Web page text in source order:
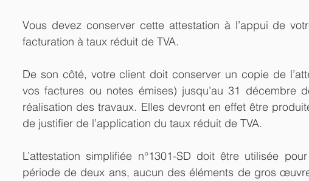
Vous devez conserver cette attestation à l’appui de
facturation à taux réduit de TVA.
De son côté, votre client doit conserver un copie de
vos factures ou notes émises) jusqu’au 31 décembre
réalisation des travaux. Elles devront en effet être
de justifier de l’application du taux réduit de TVA.
L’attestation simplifiée n°1301-SD doit être utilisée
période de deux ans, aucun des éléments de gros